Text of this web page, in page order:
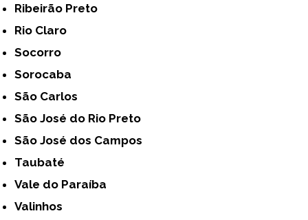
Ribeirão Preto
Rio Claro
Socorro
Sorocaba
São Carlos
São José do Rio Preto
São José dos Campos
Taubaté
Vale do Paraíba
Valinhos